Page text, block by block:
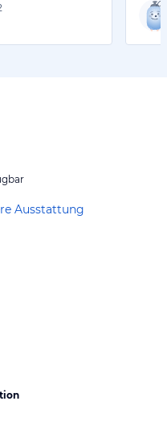
Ausstattung